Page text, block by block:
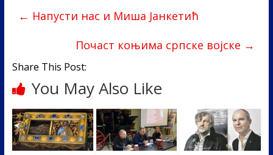
o
k
dI
n
← Напусти нас и Миша Јанкетић
Почаст коњима српске војске →
Share This Post:
You May Also Like